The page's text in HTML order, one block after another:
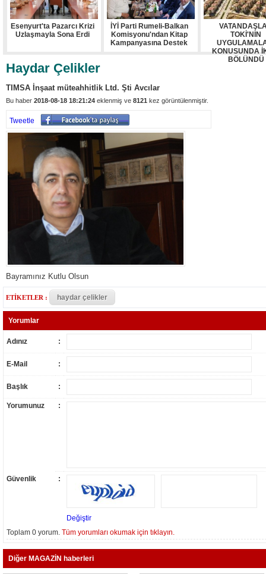
Esenyurt'ta Pazarcı Krizi
Uzlaşmayla Sona Erdi
İYİ Parti Rumeli-Balkan
Komisyonu'ndan Kitap
Kampanyasına Destek
TOKİ'NİN
KONUSUNDA
BÖLÜNDÜ
Haydar Çelikler
TIMSA İnşaat müteahhitlik Ltd. Şti Avcılar
Bu haber 2018-08-18 18:21:24 eklenmiş ve 8121 kez görüntülenmiştir.
Tweetle
Bayramınız Kutlu Olsun
ETİKETLER : haydar çelikler
Yorumlar
Adınız :
E-Mail :
Başlık :
Yorumunuz :
Güvenlik :
Değiştir
Toplam 0 yorum. Tüm yorumları okumak için tıklayın.
Diğer MAGAZİN haberleri